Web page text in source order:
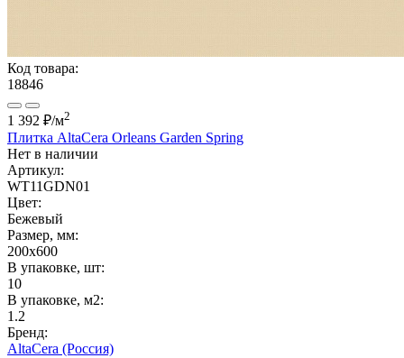
Код товара:
18846
1 392 ₽/м2
Плитка AltaCera Orleans Garden Spring
Нет в наличии
Артикул:
WT11GDN01
Цвет:
Бежевый
Размер, мм:
200x600
В упаковке, шт:
10
В упаковке, м2:
1.2
Бренд:
AltaCera (Россия)